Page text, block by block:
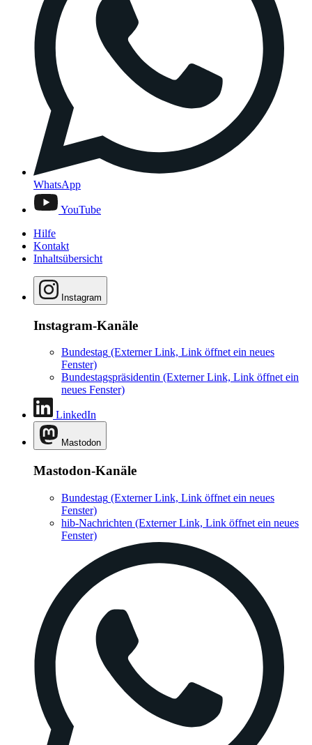
WhatsApp
YouTube
Hilfe
Kontakt
Inhaltsübersicht
Instagram
Instagram-Kanäle
Bundestag (Externer Link, Link öffnet ein neues
Fenster)
Bundestagspräsidentin (Externer Link, Link öffnet ein
neues Fenster)
LinkedIn
Mastodon
Mastodon-Kanäle
Bundestag (Externer Link, Link öffnet ein neues
Fenster)
hib-Nachrichten (Externer Link, Link öffnet ein neues
Fenster)